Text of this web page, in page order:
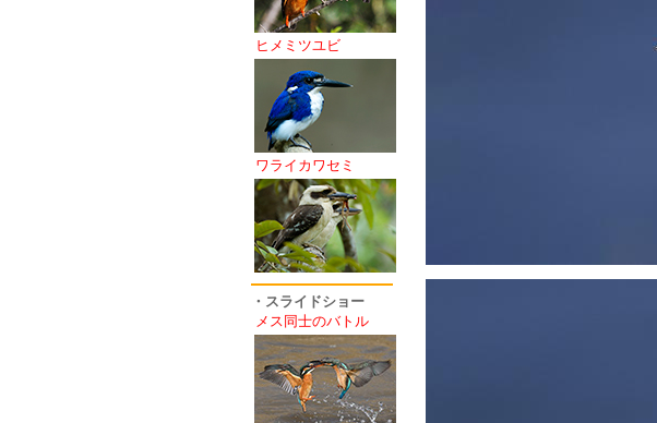
ヒメミツユビ
ワライカワセミ
・スライドショー
メス同士のバトル